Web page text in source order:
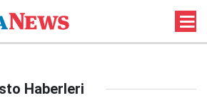
Haberleri